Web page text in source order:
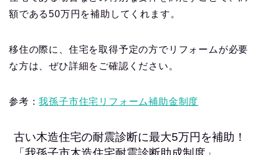
額である50万円を補助してくれます。
移住の際に、住宅を取得予定の方でリフォームが必要
な方は、ぜひ詳細をご確認ください。
参考：我孫子市住宅リフォーム補助金制度
古い木造住宅の耐震診断に最大5万円を補助！